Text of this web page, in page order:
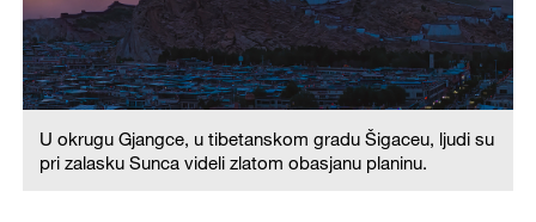
U okrugu Gjangce, u tibetanskom gradu Šigaceu, ljudi su
pri zalasku Sunca videli zlatom obasjanu planinu.